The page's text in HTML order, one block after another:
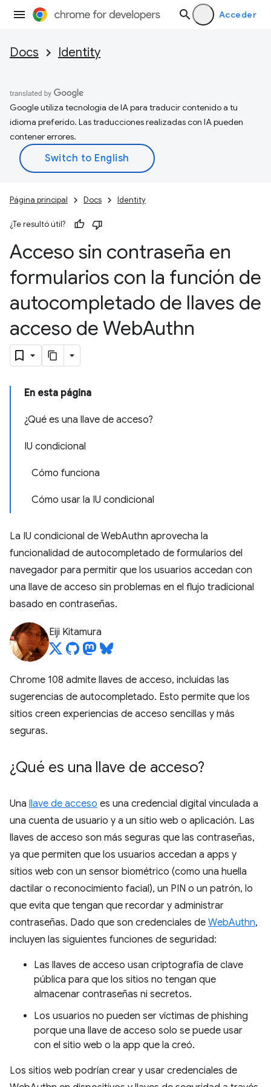
Acceder
Docs Identity
Google utiliza tecnología de IA para traducir contenido a tu
idioma preferido. Las traducciones realizadas con IA pueden
contener errores.
Página principal Docs Identity
¿Te resultó útil?
Acceso sin contraseña en
formularios con la función de
autocompletado de llaves de
acceso de WebAuthn
En esta página
¿Qué es una llave de acceso?
IU condicional
Cómo funciona
Cómo usar la IU condicional
La IU condicional de WebAuthn aprovecha la
funcionalidad de autocompletado de formularios del
navegador para permitir que los usuarios accedan con
una llave de acceso sin problemas en el flujo tradicional
basado en contraseñas.
Eiji Kitamura
Chrome 108 admite llaves de acceso, incluidas las
sugerencias de autocompletado. Esto permite que los
sitios creen experiencias de acceso sencillas y más
seguras.
¿Qué es una llave de acceso?
Una llave de acceso es una credencial digital vinculada a
una cuenta de usuario y a un sitio web o aplicación. Las
llaves de acceso son más seguras que las contraseñas,
ya que permiten que los usuarios accedan a apps y
sitios web con un sensor biométrico (como una huella
dactilar o reconocimiento facial), un PIN o un patrón, lo
que evita que tengan que recordar y administrar
contraseñas. Dado que son credenciales de WebAuthn,
incluyen las siguientes funciones de seguridad:
Las llaves de acceso usan criptografía de clave
pública para que los sitios no tengan que
almacenar contraseñas ni secretos.
Los usuarios no pueden ser víctimas de phishing
porque una llave de acceso solo se puede usar
con el sitio web o la app que la creó.
Los sitios web podrían crear y usar credenciales de